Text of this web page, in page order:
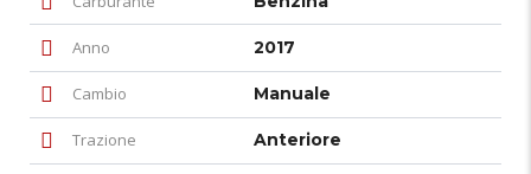
Anno 2017
Cambio Manuale
Trazione Anteriore